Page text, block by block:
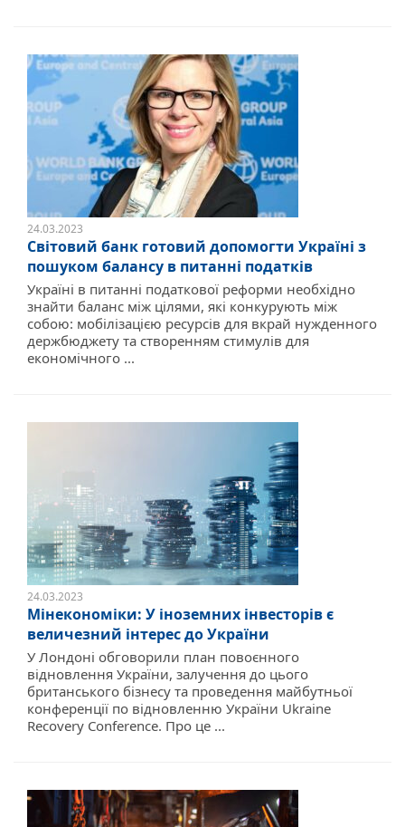
24.03.2023
Світовий банк готовий допомогти Україні з
пошуком балансу в питанні податків
Україні в питанні податкової реформи необхідно
знайти баланс між цілями, які конкурують між
собою: мобілізацією ресурсів для вкрай нужденного
держбюджету та створенням стимулів для
економічного ...
24.03.2023
Мінекономіки: У іноземних інвесторів є
величезний інтерес до України
У Лондоні обговорили план повоєнного
відновлення України, залучення до цього
британського бізнесу та проведення майбутньої
конференції по відновленню України Ukraine
Recovery Conference. Про це ...